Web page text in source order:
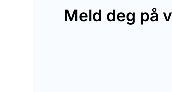
Meld deg på